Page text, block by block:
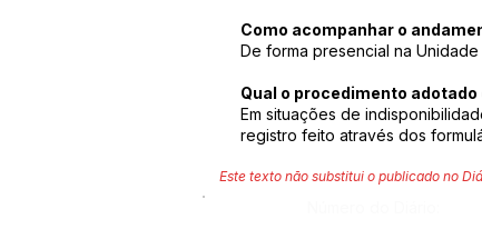
Como acompanhar o
De forma presencial na
Qual o procedimento
Em situações de
registro feito através dos
Este texto não substitui o publicado no